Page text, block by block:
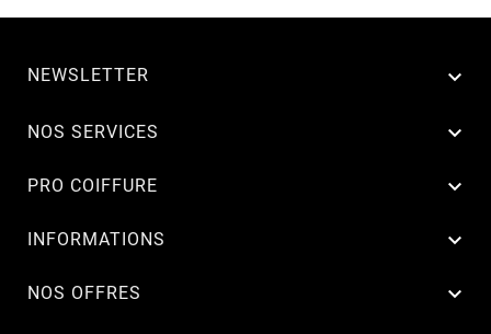
NEWSLETTER 
NOS SERVICES 
PRO COIFFURE 
INFORMATIONS 
NOS OFFRES 